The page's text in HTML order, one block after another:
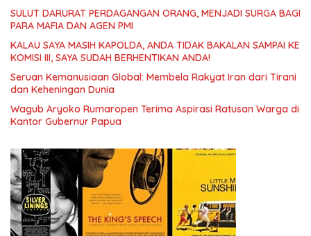
SULUT DARURAT PERDAGANGAN ORANG, MENJADI SURGA BAGI
PARA MAFIA DAN AGEN PMI
KALAU SAYA MASIH KAPOLDA, ANDA TIDAK BAKALAN SAMPAI KE
KOMISI III, SAYA SUDAH BERHENTIKAN ANDA! ​
Seruan Kemanusiaan Global: Membela Rakyat Iran dari Tirani
dan Keheningan Dunia
Wagub Aryoko Rumaropen Terima Aspirasi Ratusan Warga di
Kantor Gubernur Papua